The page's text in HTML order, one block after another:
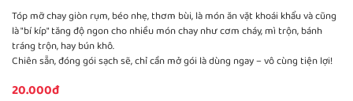
Tóp mỡ chay giòn rụm, béo nhẹ, thơm bùi, là món ăn vặt khoái khẩu và cũng
là "bí kíp" tăng độ ngon cho nhiều món chay như cơm cháy, mì trộn, bánh
tráng trộn, hay bún khô.
Chiên sẵn, đóng gói sạch sẽ, chỉ cần mở gói là dùng ngay – vô cùng tiện lợi!
20.000đ